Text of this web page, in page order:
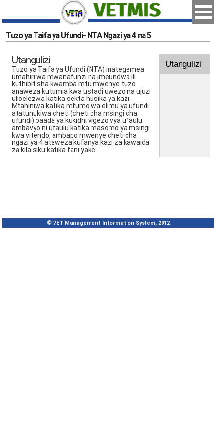
Tuzo ya Taifa ya Ufundi- NTA Ngazi ya 4 na 5
Utangulizi
Tuzo ya Taifa ya Ufundi (NTA) inategemea
umahiri wa mwanafunzi na imeundwa ili
kuthibitisha kwamba mtu mwenye tuzo
anaweza kutumia kwa ustadi uwezo na ujuzi
ulioelezwa katika sekta husika ya kazi.
Mtahiniwa katika mfumo wa elimu ya ufundi
atatunukiwa cheti (cheti cha msingi cha
ufundi) baada ya kukidhi vigezo vya ufaulu
ambavyo ni ufaulu katika masomo ya msingi
kwa vitendo, ambapo mwenye cheti cha
ngazi ya 4 ataweza kufanya kazi za kawaida
za kila siku katika fani yake.
Utangulizi
© VET Management Information System, 2012